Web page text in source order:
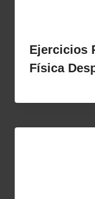
Ejercicios
Física